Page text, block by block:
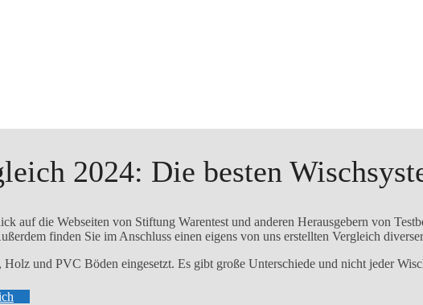
2024: Die besten
auf die Webseiten von Stiftung Warentest und anderen Herausgebern von
finden Sie im Anschluss einen eigens von uns erstellten Vergleich
und PVC Böden eingesetzt. Es gibt große Unterschiede und nicht jeder